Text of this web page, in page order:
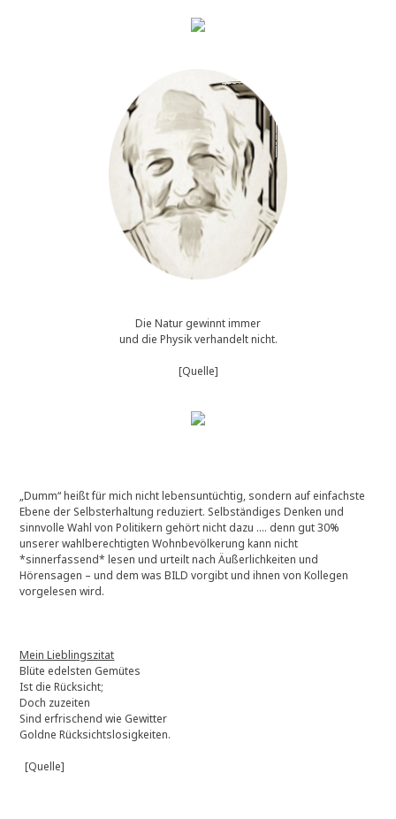
Die Natur gewinnt immer
und die Physik verhandelt nicht.
[Quelle]
„Dumm“ heißt für mich nicht lebensuntüchtig, sondern auf einfachste
Ebene der Selbsterhaltung reduziert. Selbständiges Denken und
sinnvolle Wahl von Politikern gehört nicht dazu …. denn gut 30%
unserer wahlberechtigten Wohnbevölkerung kann nicht
*sinnerfassend* lesen und urteilt nach Äußerlichkeiten und
Hörensagen – und dem was BILD vorgibt und ihnen von Kollegen
vorgelesen wird.
Mein Lieblingszitat
Blüte edelsten Gemütes
Ist die Rücksicht;
Doch zuzeiten
Sind erfrischend wie Gewitter
Goldne Rücksichtslosigkeiten.
[Quelle]